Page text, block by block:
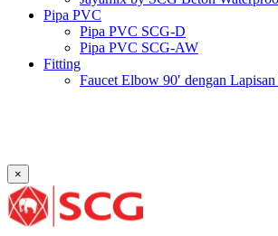
Pipa PVC
Pipa PVC SCG-D
Pipa PVC SCG-AW
Fitting
Faucet Elbow 90′ dengan
Plug SCG AW
Shinkolite
Atap Akrilik Shinkolite Shade
×